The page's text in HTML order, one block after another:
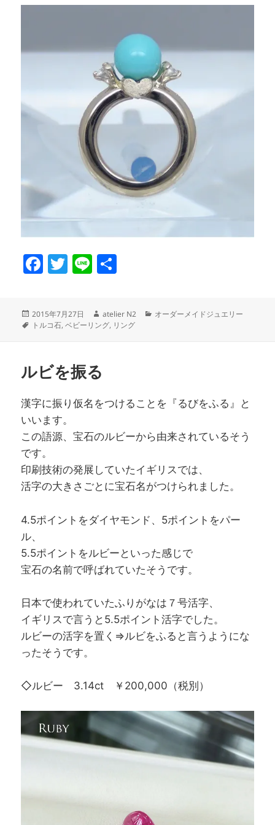
F
e
o
o
k
T
er
Li
投
稿
2015年7月27日
作
成
atelier N2
カ
オーダーメイドジュエリー
タ
トルコ石,ベビーリング, リング
ルビを振る
漢字に振り仮名をつけることを『るびをふる』と
いいます。
この語源、宝石のルビーから由来されているそう
です。
印刷技術の発展していたイギリスでは、
活字の大きさごとに宝石名がつけられました。
4.5ポイントをダイヤモンド、5ポイントをパー
ル、
5.5ポイントをルビーといった感じで
宝石の名前で呼ばれていたそうです。
日本で使われていたふりがなは７号活字、
イギリスで言うと5.5ポイント活字でした。
ルビーの活字を置く⇒ルビをふると言うようにな
ったそうです。
◇ルビー 3.14ct ￥200,000（税別）